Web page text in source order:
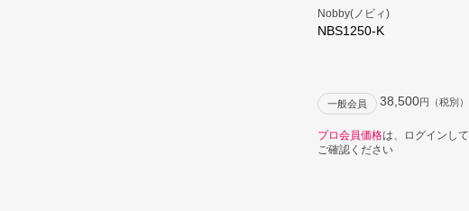
Nobby(ノビィ)
NBS1250-K
一般会員 38,500円（税別）
プロ会員価格は、ログインして
ご確認ください